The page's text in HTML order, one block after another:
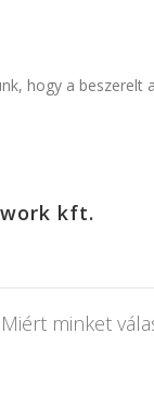
hogy a beszerelt
kft.
Miért minket